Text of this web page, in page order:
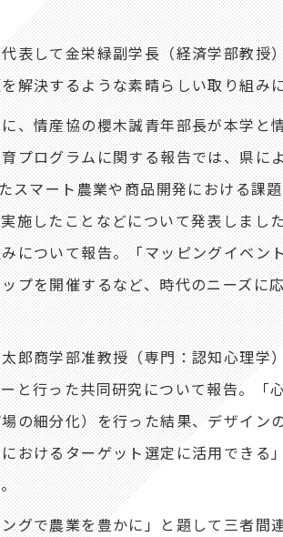
表して金栄緑副学長（経済学部教授
解決するような素晴らしい取り組み
、情産協の櫻木誠青年部長が本学と
プログラムに関する報告では、県
スマート農業や商品開発における課
施したことなどについて発表しま
について報告。「マッピングイベ
プを開催するなど、時代のニーズ
商学部准教授（専門：認知心理学
と行った共同研究について報告。「
の細分化）を行った結果、デザイン
おけるターゲット選定に活用でき
で農業を豊かに」と題して三者間